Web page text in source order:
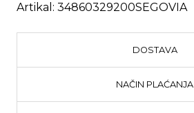
Artikal: 34860329200SEGOVIA
DOSTAVA
NAČIN PLAĆANJA